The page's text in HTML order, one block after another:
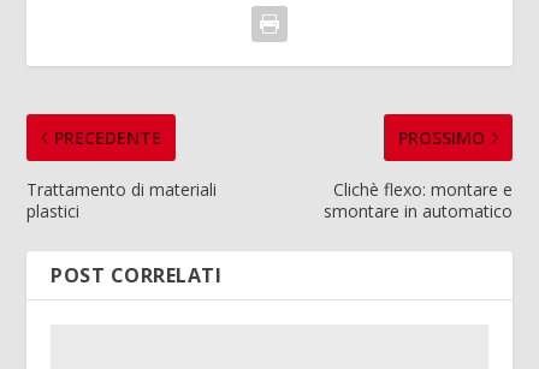
PRECEDENTE
Trattamento di materiali
plastici
PROSSIMO
Clichè flexo: montare e
smontare in automatico
POST CORRELATI